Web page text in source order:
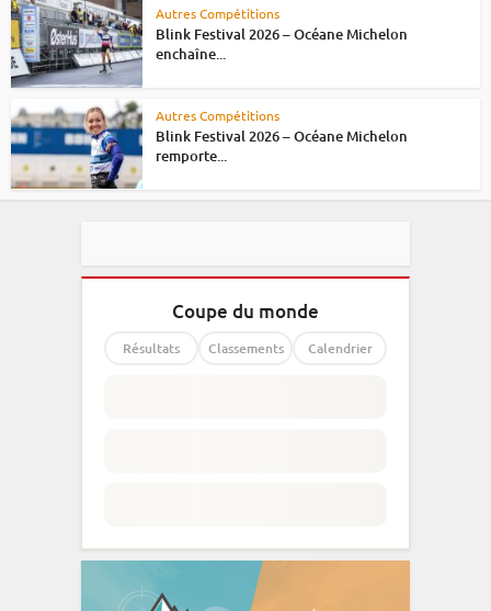
Autres Compétitions
Blink Festival 2026 – Océane Michelon
enchaîne...
Autres Compétitions
Blink Festival 2026 – Océane Michelon
remporte...
Coupe du monde
Résultats Classements Calendrier